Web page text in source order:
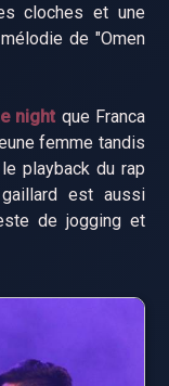
cloches et une
de "Omen
night que Franca
femme tandis
playback du rap
est aussi
de jogging et